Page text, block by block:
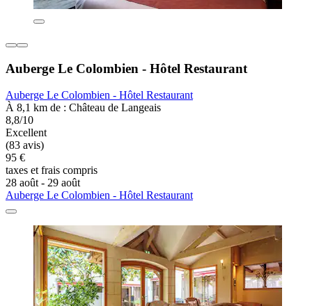
Auberge Le Colombien - Hôtel Restaurant
Auberge Le Colombien - Hôtel Restaurant
À 8,1 km de : Château de Langeais
8,8/10
Excellent
(83 avis)
95 €
taxes et frais compris
28 août - 29 août
Auberge Le Colombien - Hôtel Restaurant